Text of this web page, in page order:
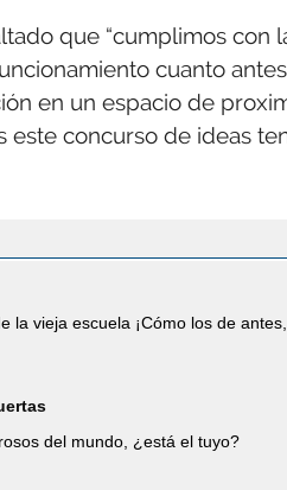
que “cumplimos con
cuanto
en un espacio de
este concurso de ideas
la vieja escuela ¡Cómo los de
del mundo, ¿está el tuyo?